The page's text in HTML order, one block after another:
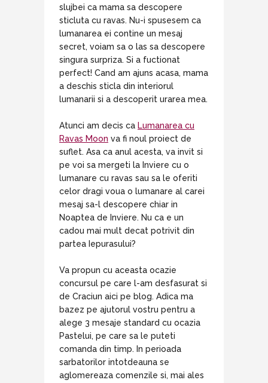
slujbei ca mama sa descopere
sticluta cu ravas. Nu-i spusesem ca
lumanarea ei contine un mesaj
secret, voiam sa o las sa descopere
singura surpriza. Si a fuctionat
perfect! Cand am ajuns acasa, mama
a deschis sticla din interiorul
lumanarii si a descoperit urarea mea.
Atunci am decis ca Lumanarea cu
Ravas Moon va fi noul proiect de
suflet. Asa ca anul acesta, va invit si
pe voi sa mergeti la Inviere cu o
lumanare cu ravas sau sa le oferiti
celor dragi voua o lumanare al carei
mesaj sa-l descopere chiar in
Noaptea de Inviere. Nu ca e un
cadou mai mult decat potrivit din
partea Iepurasului?
Va propun cu aceasta ocazie
concursul pe care l-am desfasurat si
de Craciun aici pe blog. Adica ma
bazez pe ajutorul vostru pentru a
alege 3 mesaje standard cu ocazia
Pastelui, pe care sa le puteti
comanda din timp. In perioada
sarbatorilor intotdeauna se
aglomereaza comenzile si, mai ales